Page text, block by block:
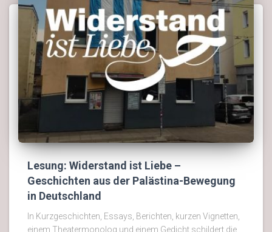
Lesung: Widerstand ist Liebe –
Geschichten aus der Palästina-Bewegung
in Deutschland
In Kurzgeschichten, Essays, Berichten, kurzen Vignetten,
einem Theatermonolog und einem Gedicht schildert die